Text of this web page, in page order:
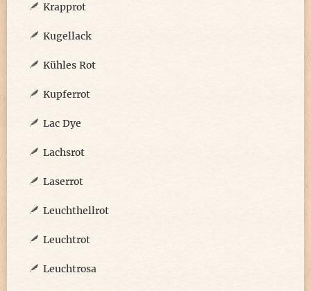
Krapprot
Kugellack
Kühles Rot
Kupferrot
Lac Dye
Lachsrot
Laserrot
Leuchthellrot
Leuchtrot
Leuchtrosa